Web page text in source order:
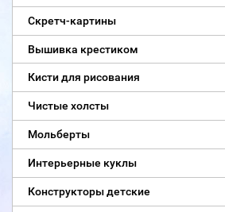
Скретч-картины
Вышивка крестиком
Кисти для рисования
Чистые холсты
Мольберты
Интерьерные куклы
Конструкторы детские